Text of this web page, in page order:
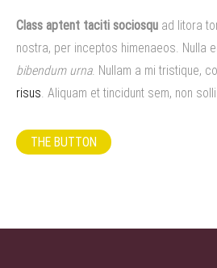
Class aptent taciti sociosqu ad litora
nostra, per inceptos himenaeos. Nulla
bibendum urna. Nullam a mi tristique,
risus. Aliquam et tincidunt sem, non
THE BUTTON